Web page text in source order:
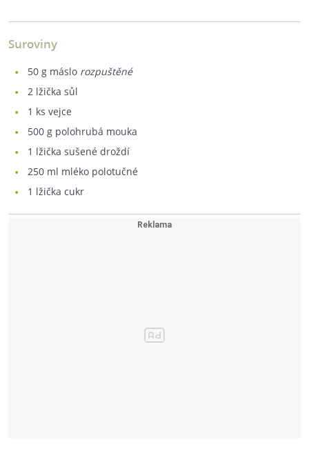
Suroviny
50 g máslo rozpuštěné
2 lžička sůl
1 ks vejce
500 g polohrubá mouka
1 lžička sušené droždí
250 ml mléko polotučné
1 lžička cukr